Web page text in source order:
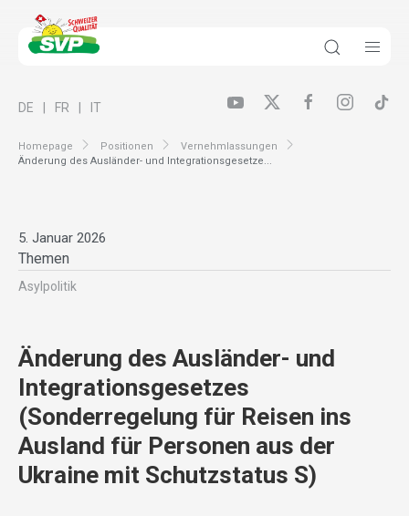
Homepage Positionen
Vernehmlassungen
Änderung des Ausländer- und Integrationsgesetze...
DE FR IT
5. Januar 2026
Themen
Asylpolitik
Änderung des Ausländer- und
Integrationsgesetzes
(Sonderregelung für Reisen ins
Ausland für Personen aus der
Ukraine mit Schutzstatus S)